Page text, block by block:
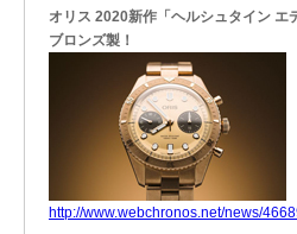
オリス 2020新作「ヘルシュタイン エ
ブロンズ製！
http://www.webchronos.net/news/